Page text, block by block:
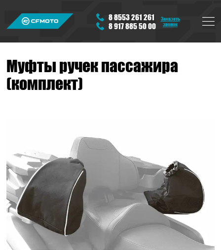
8 8553 261 261
8 917 885 50 00
Заказать
звонок
Муфты ручек пассажира
(комплект)